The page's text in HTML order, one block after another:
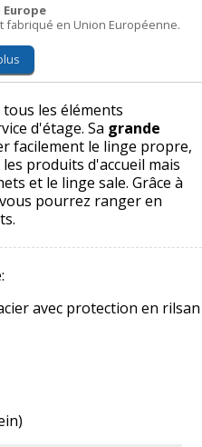
Europe
fabriqué en Union Européenne.
les éléments
d'étage. Sa grande
facilement le linge propre,
produits d'accueil mais
et le linge sale. Grâce à
pourrez ranger en
avec protection en rilsan